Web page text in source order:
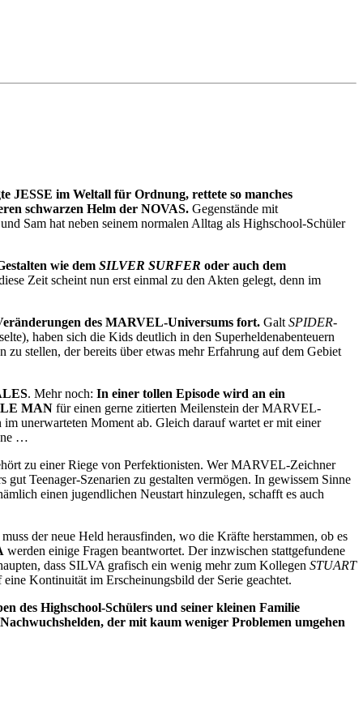
JESSE im Weltall für Ordnung, rettete so manches
schwarzen Helm der NOVAS. Gegenstände mit
Sam hat neben seinem normalen Alltag als Highschool-Schüler
wie dem SILVER SURFER oder auch dem
Zeit scheint nun erst einmal zu den Akten gelegt, denn im
des MARVEL-Universums fort. Galt SPIDER-
haben sich die Kids deutlich in den Superheldenabenteuern
zu stellen, der bereits über etwas mehr Erfahrung auf dem Gebiet
. Mehr noch: In einer tollen Episode wird an ein
MAN für einen gerne zitierten Meilenstein der MARVEL-
unerwarteten Moment ab. Gleich darauf wartet er mit einer
…
zu einer Riege von Perfektionisten. Wer MARVEL-Zeichner
Teenager-Szenarien zu gestalten vermögen. In gewissem Sinne
einen jugendlichen Neustart hinzulegen, schafft es auch
der neue Held herausfinden, wo die Kräfte herstammen, ob es
werden einige Fragen beantwortet. Der inzwischen stattgefundene
dass SILVA grafisch ein wenig mehr zum Kollegen STUART
Kontinuität im Erscheinungsbild der Serie geachtet.
des Highschool-Schülers und seiner kleinen Familie
der mit kaum weniger Problemen umgehen